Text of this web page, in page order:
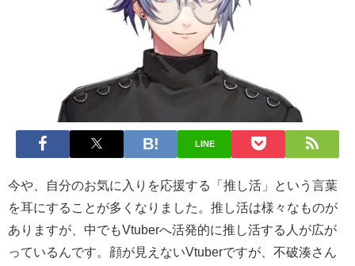
LINE
今や、自分のお気に入りを応援する「推し活」という言葉
を耳にすることが多くなりました。推し活は様々なものが
ありますが、中でもVtuberへ活発的に推し活する人が広が
っているんです。顔が見えないVtuberですが、不破湊さん